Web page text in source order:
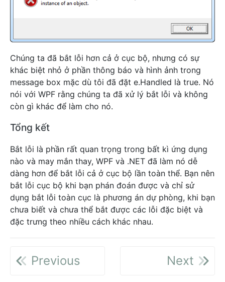
Chúng ta đã bắt lỗi hơn cả ở cục bộ, nhưng có sự
khác biệt nhỏ ở phần thông báo và hình ảnh trong
message box mặc dù tôi đã đặt e.Handled là true. Nó
nói với WPF rằng chúng ta đã xử lý bắt lỗi và không
còn gì khác để làm cho nó.
Tổng kết
Bắt lỗi là phần rất quan trọng trong bất kì ứng dụng
nào và may mắn thay, WPF và .NET đã làm nó dễ
dàng hơn để bắt lỗi cả ở cục bộ lần toàn thể. Bạn nên
bắt lỗi cục bộ khi bạn phán đoán được và chỉ sử
dụng bắt lỗi toàn cục là phương án dự phòng, khi bạn
chưa biết và chưa thể bắt được các lỗi đặc biệt và
đặc trưng theo nhiều cách khác nhau.
Previous Next